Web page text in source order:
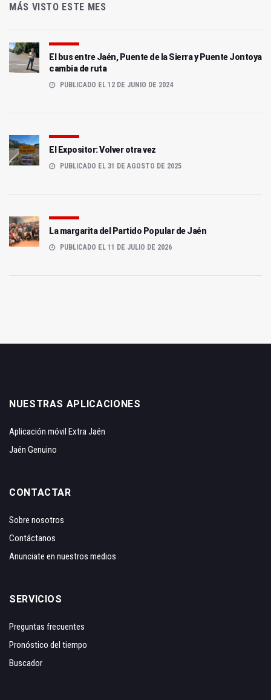
MÁS VISTO ESTE MES
El bus entre Jaén, Puente de la Sierra y Puente Jontoya
cambia de ruta
PUBLICADO EL 12 DE JUNIO DE 2024
El Expositor: Volver otra vez
PUBLICADO EL 31 DE AGOSTO DE 2025
La margarita del Partido Popular de Jaén
PUBLICADO EL 11 DE JULIO DE 2026
NUESTRAS APLICACIONES
Aplicación móvil Extra Jaén
Jaén Genuino
CONTACTAR
Sobre nosotros
Contáctanos
Anunciate en nuestros medios
SERVICIOS
Preguntas frecuentes
Pronóstico del tiempo
Buscador